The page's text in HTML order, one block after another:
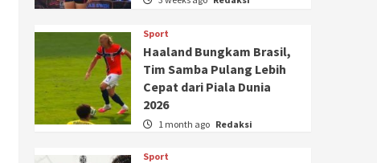
Sport
Haaland Bungkam Brasil,
Tim Samba Pulang Lebih
Cepat dari Piala Dunia
2026
1 month ago Redaksi
Sport